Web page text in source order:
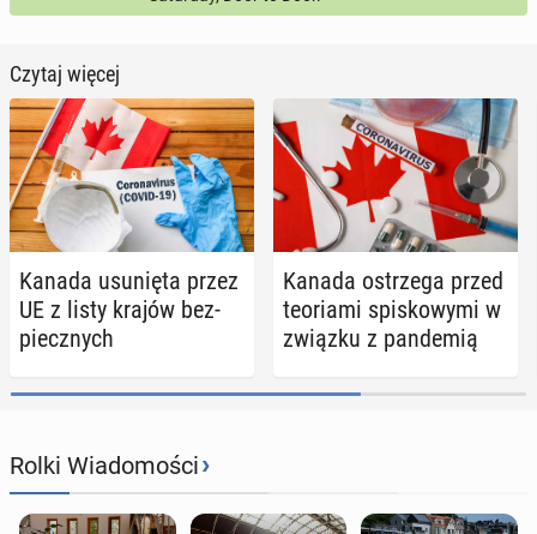
Czytaj więcej
Kanada usu­nię­ta przez
UE z listy krajów bez­
piecz­nych
Kanada ostrze­ga przed
teo­ria­mi spi­sko­wy­mi w
związku z pan­de­mią
Rolki Wiadomości›